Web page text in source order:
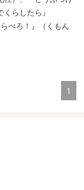
らしたら』
べろ！』（くもん
1